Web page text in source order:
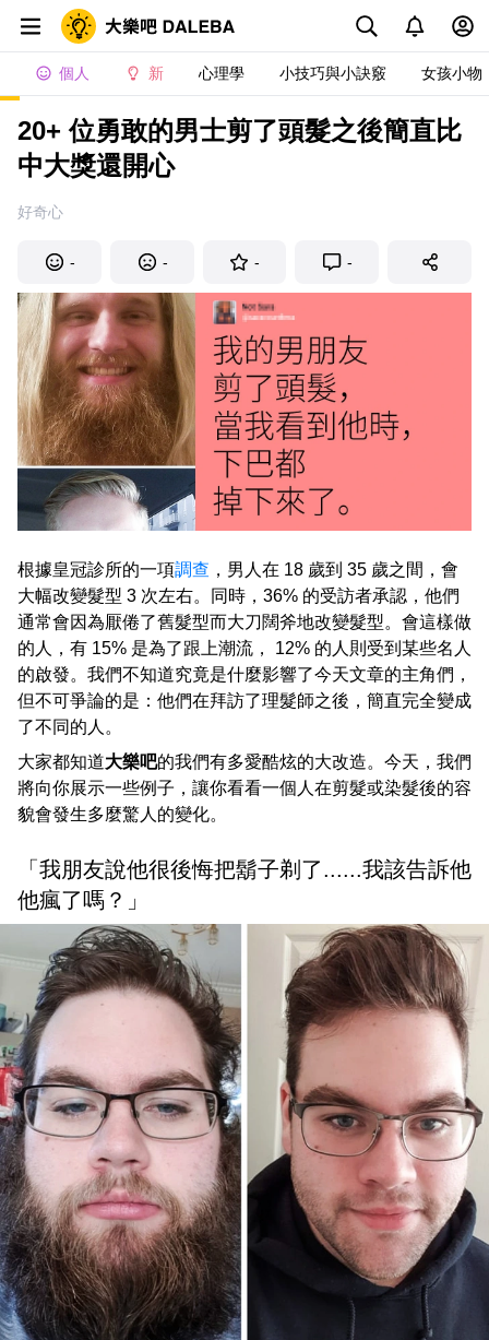
個人 新 心理學 小技巧與小訣竅 女孩小物
20+ 位勇敢的男士剪了頭髮之後簡直比
中大獎還開心
好奇心
- - - -
根據皇冠診所的一項調查 ，男人在 18 歲到 35 歲之間，會
大幅改變髮型 3 次左右。同時，36% 的受訪者承認，他們
通常會因為厭倦了舊髮型而大刀闊斧地改變髮型。會這樣做
的人，有 15% 是為了跟上潮流， 12% 的人則受到某些名人
的啟發。我們不知道究竟是什麼影響了今天文章的主角們，
但不可爭論的是：他們在拜訪了理髮師之後，簡直完全變成
了不同的人。
大家都知道大樂吧的我們有多愛酷炫的大改造。今天，我們
將向你展示一些例子，讓你看看一個人在剪髮或染髮後的容
貌會發生多麼驚人的變化。
「我朋友說他很後悔把鬍子剃了......我該告訴他
他瘋了嗎？」